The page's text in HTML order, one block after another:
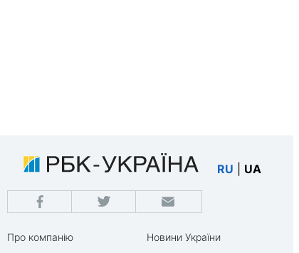
RU UA
Про компанію
Новини України